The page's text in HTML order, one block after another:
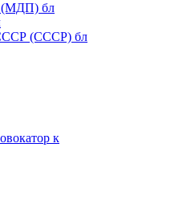
(МДП) бл
(СССР) бл
к